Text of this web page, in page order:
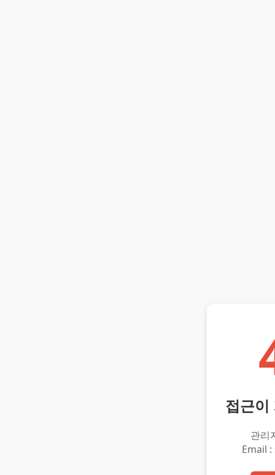
접근이
관리
Email